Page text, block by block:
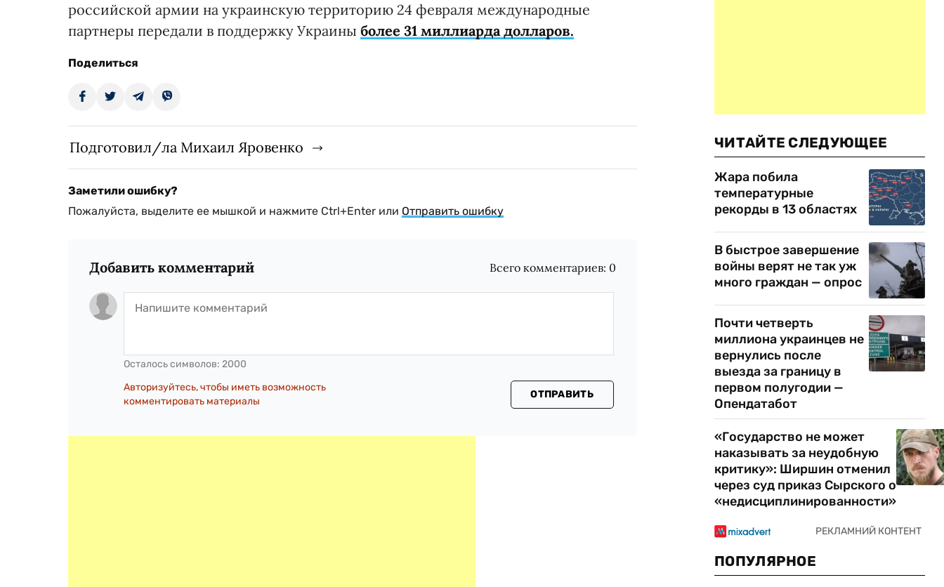
российской армии на украинскую территорию 24 февраля международные
партнеры передали в поддержку Украины более 31 миллиарда долларов.
Поделиться
Подготовил/ла Михаил Яровенко
Заметили ошибку?
Пожалуйста, выделите ее мышкой и нажмите Ctrl+Enter или Отправить ошибку
Добавить комментарий Всего комментариев: 0
Осталось символов: 2000
Авторизуйтесь, чтобы иметь возможность
комментировать материалы
ОТПРАВИТЬ
ЧИТАЙТЕ СЛЕДУЮЩЕЕ
Жара побила
температурные
рекорды в 13 областях
В быстрое завершение
войны верят не так уж
много граждан — опрос
Почти четверть
миллиона украинцев не
вернулись после
выезда за границу в
первом полугодии —
Опендатабот
«Государство не может
наказывать за неудобную
критику»: Ширшин отменил
через суд приказ Сырского о
«недисциплинированности»
ПОПУЛЯРНОЕ